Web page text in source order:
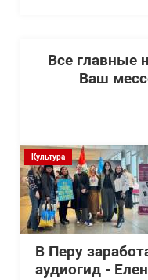
Все главные
Ваш
Культура
В Перу
аудиогид -